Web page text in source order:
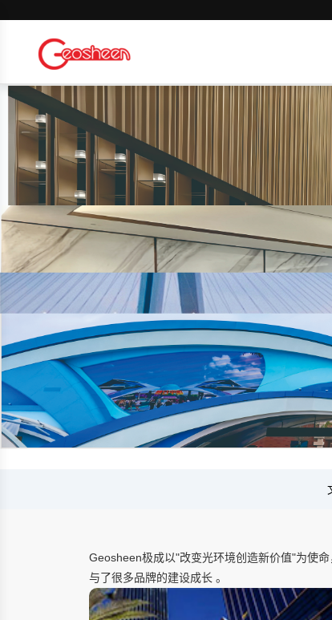
Geosheen极成以"改变光环境创造新价值"为使
与了很多品牌的建设成长 。